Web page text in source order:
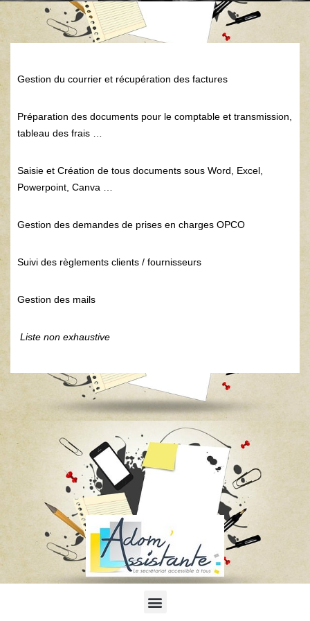
Gestion du courrier et récupération des factures
Préparation des documents pour le comptable et transmission,
tableau des frais …
Saisie et Création de tous documents sous Word, Excel,
Powerpoint, Canva …
Gestion des demandes de prises en charges OPCO
Suivi des règlements clients / fournisseurs
Gestion des mails
Liste non exhaustive